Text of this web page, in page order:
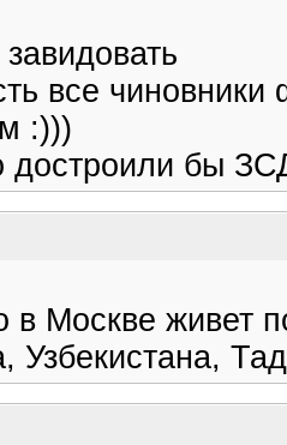
все
:)))
достроили бы
в Москве живет
Узбекистана,